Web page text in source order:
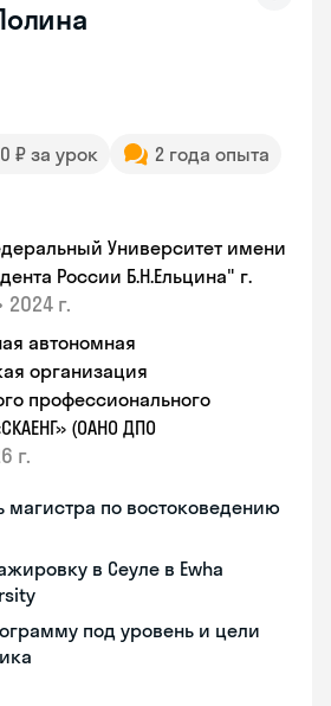
₽ за урок
2 года опыта
Университет имени
России Б.Н.Ельцина" г.
2024 г.
автономная
организация
профессионального
(ОАНО ДПО
г.
магистра по востоковедению
в Сеуле в Ewha
под уровень и цели